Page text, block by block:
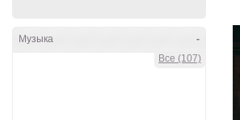
-
Музыка
Все (107)